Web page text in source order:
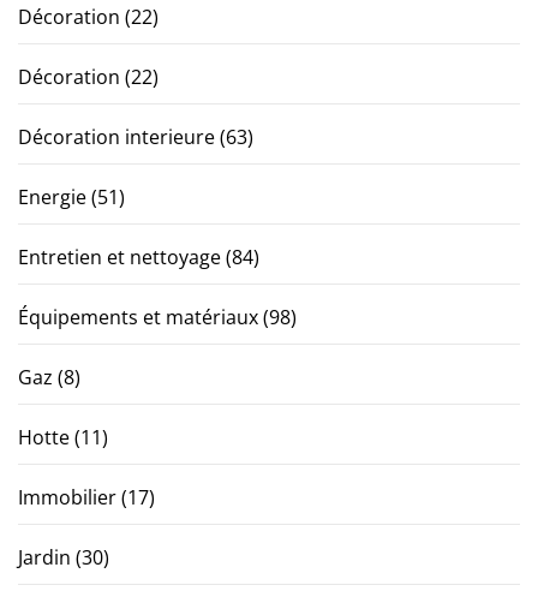
Décoration (22)
Décoration (22)
Décoration interieure(63)
Energie(51)
Entretien et nettoyage(84)
Équipements et matériaux(98)
Gaz (8)
Hotte(11)
Immobilier(17)
Jardin (30)